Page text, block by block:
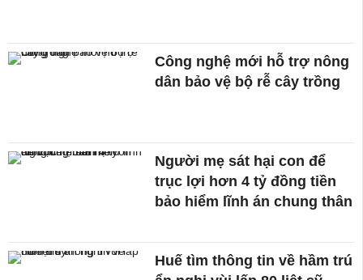
Công nghệ mới hỗ trợ nông
dân bảo vệ bộ rễ cây trồng
Người mẹ sát hại con để
trục lợi hơn 4 tỷ đồng tiền
bảo hiểm lĩnh án chung thân
Huế tìm thông tin về hầm trú